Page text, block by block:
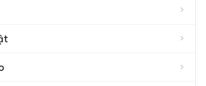
›
›
›